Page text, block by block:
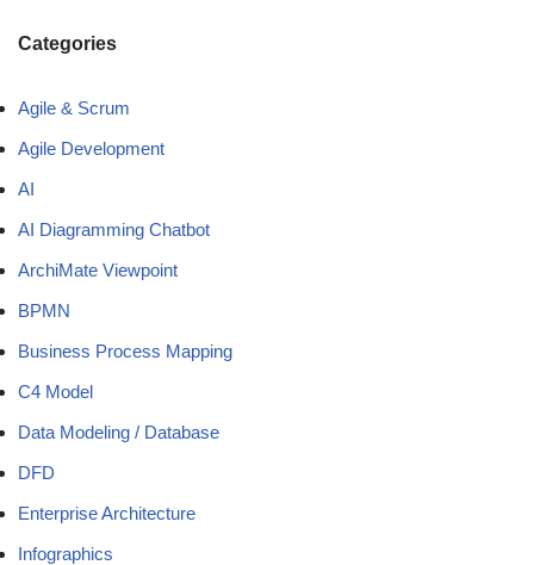
Categories
Agile & Scrum
Agile Development
AI
AI Diagramming Chatbot
ArchiMate Viewpoint
BPMN
Business Process Mapping
C4 Model
Data Modeling / Database
DFD
Enterprise Architecture
Infographics